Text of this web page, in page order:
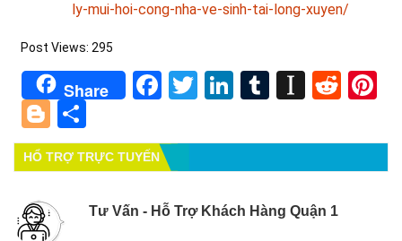
ly-mui-hoi-cong-nha-ve-sinh-tai-long-xuyen/
Post Views: 295
Share Facebook
TwitterLinkedIn
Tumblr
Blogger
HỔ TRỢ TRỰC TUYẾN
Tư Vấn - Hỗ Trợ Khách Hàng Quận 1